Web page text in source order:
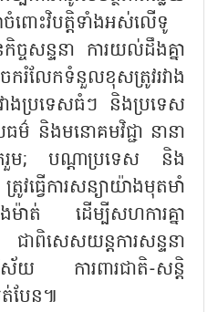
ពោះវិបត្តិទាំងអស់លើទូ
ចសន្ទនា ការយល់ដឹងគ្នា
រំលែកទំនួលខុសត្រូវរវាង
ងប្រទេសធំៗ និងប្រទេស
ម៌ និងមនោគមវិជ្ជា នានា
គតរួម; បណ្ដាប្រទេស និង
រូវធ្វើការសន្យាយ៉ាងមុតមាំ
ងម៉ាត់ ដើម្បីសហការគ្នា
ាពិសេសយន្តការសន្ទនា
យ ការពារជាតិ-សន្តិ
បែន៕